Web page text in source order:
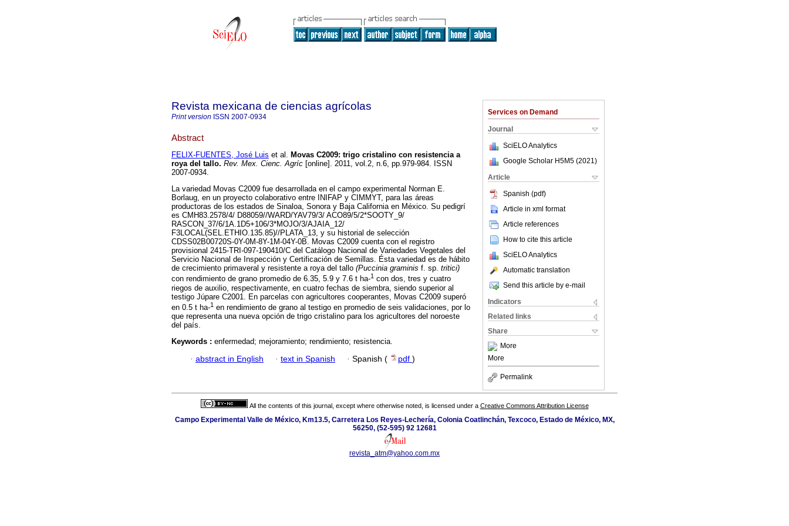
Services on Demand
Journal
SciELO Analytics
Google Scholar H5M5 (2021 )
Article
Spanish (pdf)
Article in xml format
Article references
How to cite this article
SciELO Analytics
Automatic translation
Send this article by e-mail
Indicators
Related links
Share
More
More
Permalink
Revista mexicana de ciencias agrícolas
Print version ISSN 2007-0934
Abstract
FELIX-FUENTES, José Luis et al. Movas C2009: trigo cristalino con resistencia a
roya del tallo. Rev. Mex. Cienc. Agríc [online]. 2011, vol.2, n.6, pp.979-984. ISSN
2007-0934.
La variedad Movas C2009 fue desarrollada en el campo experimental Norman E.
Borlaug, en un proyecto colaborativo entre INIFAP y CIMMYT, para las áreas
productoras de los estados de Sinaloa, Sonora y Baja California en México. Su pedigrí
es CMH83.2578/4/ D88059//WARD/YAV79/3/ ACO89/5/2*SOOTY_9/
RASCON_37/6/1A.1D5+106/3*MOJO/3/AJAIA_12/
F3LOCAL(SEL.ETHIO.135.85)//PLATA_13, y su historial de selección
CDSS02B00720S-0Y-0M-8Y-1M-04Y-0B. Movas C2009 cuenta con el registro
provisional 2415-TRI-097-190410/C del Catálogo Nacional de Variedades Vegetales del
Servicio Nacional de Inspección y Certificación de Semillas. Ésta variedad es de hábito
de crecimiento primaveral y resistente a roya del tallo (Puccinia graminis f. sp. tritici)
con rendimiento de grano promedio de 6.35, 5.9 y 7.6 t ha-1 con dos, tres y cuatro
riegos de auxilio, respectivamente, en cuatro fechas de siembra, siendo superior al
testigo Júpare C2001. En parcelas con agricultores cooperantes, Movas C2009 superó
en 0.5 t ha-1 en rendimiento de grano al testigo en promedio de seis validaciones, por lo
que representa una nueva opción de trigo cristalino para los agricultores del noroeste
del país.
Keywords : enfermedad; mejoramiento; rendimiento; resistencia.
· abstract in English · text in Spanish · Spanish ( pdf )
All the contents of this journal, except where otherwise noted, is licensed under a Creative Commons Attribution License
Campo Experimental Valle de México, Km13.5, Carretera Los Reyes-Lechería, Colonia Coatlinchán, Texcoco, Estado de México, MX,
56250, (52-595) 92 12681
revista_atm@yahoo.com.mx